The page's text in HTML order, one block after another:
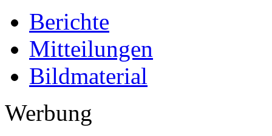
Berichte
Mitteilungen
Bildmaterial
Werbung